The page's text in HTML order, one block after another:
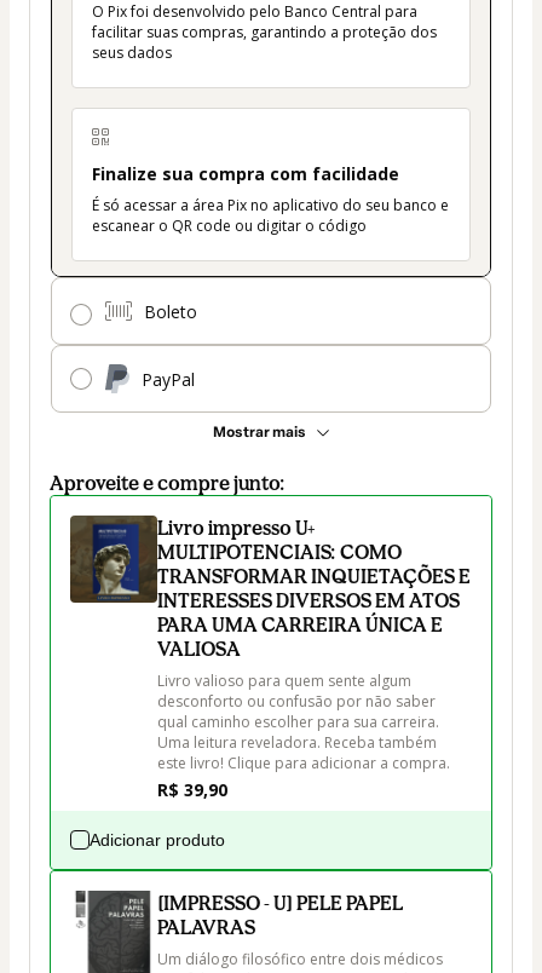
O Pix foi desenvolvido pelo Banco Central para
facilitar suas compras, garantindo a proteção dos
seus dados
Finalize sua compra com facilidade
É só acessar a área Pix no aplicativo do seu banco e
escanear o QR code ou digitar o código
Boleto
PayPal
Mostrar mais
Aproveite e compre junto:
Livro impresso U+
MULTIPOTENCIAIS: COMO
TRANSFORMAR INQUIETAÇÕES E
INTERESSES DIVERSOS EM ATOS
PARA UMA CARREIRA ÚNICA E
VALIOSA
Livro valioso para quem sente algum
desconforto ou confusão por não saber
qual caminho escolher para sua carreira.
Uma leitura reveladora. Receba também
este livro! Clique para adicionar a compra.
R$ 39,90
Adicionar produto
[IMPRESSO - U] PELE PAPEL
PALAVRAS
Um diálogo filosófico entre dois médicos